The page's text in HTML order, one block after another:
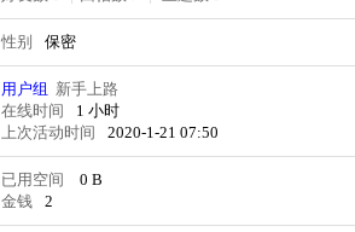
性别 保密
用户组 新手上路
在线时间
1 小时
上次活动时间
2020-1-21 07:50
已用空间
0 B
金钱
2